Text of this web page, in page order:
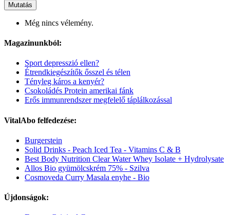
Mutatás
Még nincs vélemény.
Magazinunkból:
Sport depresszió ellen?
Étrendkiegészítők ősszel és télen
Tényleg káros a kenyér?
Csokoládés Protein amerikai fánk
Erős immunrendszer megfelelő táplálkozással
VitalAbo felfedezése:
Burgerstein
Solid Drinks - Peach Iced Tea - Vitamins C & B
Best Body Nutrition Clear Water Whey Isolate + Hydrolysate
Allos Bio gyümölcskrém 75% - Szilva
Cosmoveda Curry Masala enyhe - Bio
Újdonságok: